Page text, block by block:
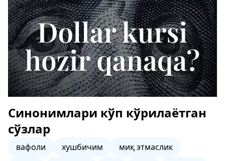
Синонимлари кўп кўрилаётган
сўзлар
вафоли хушбичим
миқ этмаслик